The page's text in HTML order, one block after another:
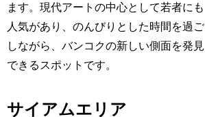
ます。現代アートの中心として若者にも
人気があり、のんびりとした時間を過ご
しながら、バンコクの新しい側面を発見
できるスポットです。
サイアムエリア